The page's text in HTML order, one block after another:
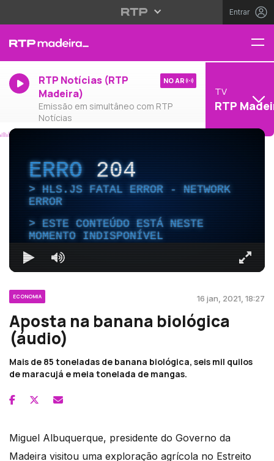
Entrar
RTP Notícias (RTP
Madeira)
Emissão em simultâneo com RTP
Notícias
NO AR
TV
RTP
ERRO204
HLS.JS FATAL ERROR - NETWORK
ERROR
ESTE CONTEÚDO ESTÁ NESTE
MOMENTO INDISPONÍVEL
ECONOMIA 16 jan, 2021, 18:27
Aposta na banana biológica
(áudio)
Mais de 85 toneladas de banana biológica, seis mil quilos
de maracujá e meia tonelada de mangas.
Miguel Albuquerque, presidente do Governo da
Madeira visitou uma exploração agrícola no Estreito